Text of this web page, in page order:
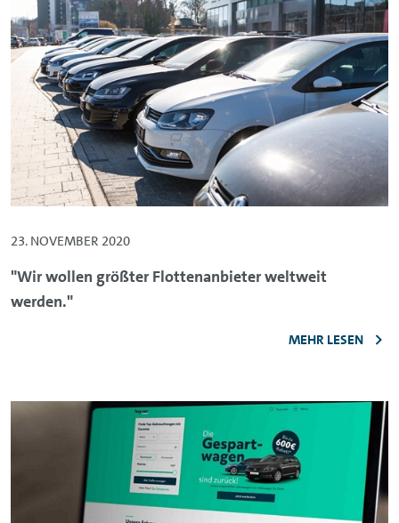
23. NOVEMBER 2020
"Wir wollen größter Flottenanbieter weltweit
werden."
MEHR LESEN